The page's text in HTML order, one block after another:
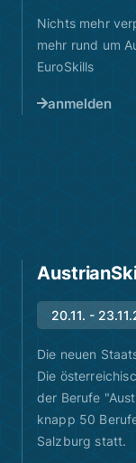
Nichts mehr
mehr rund um
EuroSkills
anmelden
20.11. -
Die neuen
Die
der Berufe
knapp 50
Salzburg statt.